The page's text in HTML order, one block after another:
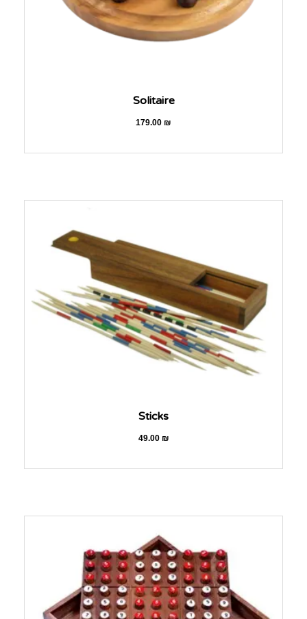
Solitaire
179.00₪
Sticks
49.00₪